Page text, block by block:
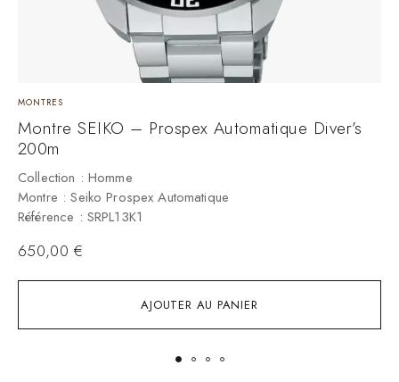
AJOUTER AU PANIER
MONTRES
Montre SEIKO – Prospex Automatique Diver’s
200m
Collection : Homme
Montre : Seiko Prospex Automatique
Référence : SRPL13K1
650,00 €